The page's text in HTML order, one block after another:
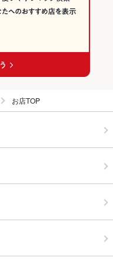
お店TOP